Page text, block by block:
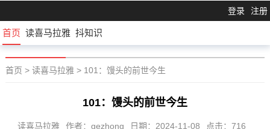
登录 注册
首页 读喜马拉雅 抖知识
首页 > 读喜马拉雅> 101：馒头的前世今生
101：馒头的前世今生
读喜马拉雅 作者：gezhong 日期：2024-11-08 点击：716